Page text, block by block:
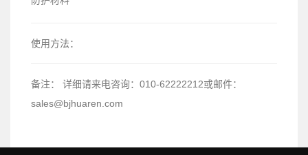
使用方法：
备注：
详细请来电咨询：010-62222212或邮件：
sales@bjhuaren.com